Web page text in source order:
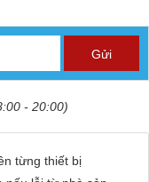
- 20:00)
từng thiết bị